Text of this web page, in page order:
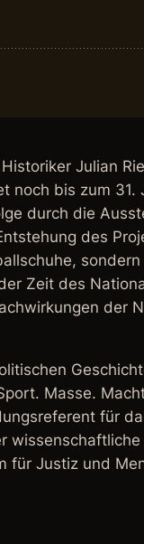
Julian
noch bis zum 31.
durch die
des
Zeit des
der
Masse.
für
für Justiz und